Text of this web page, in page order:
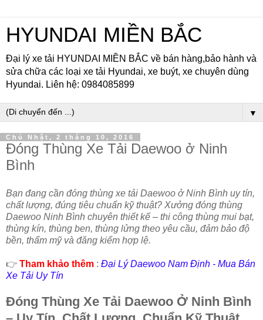
HYUNDAI MIỀN BẮC
Đại lý xe tải HYUNDAI MIỀN BẮC về bán hàng,bảo hành và
sửa chữa các loại xe tải Hyundai, xe buýt, xe chuyên dùng
Hyundai. Liên hệ: 0984085899
▼
Chủ Nhật, 2 tháng 10, 2016
Đóng Thùng Xe Tải Daewoo ở Ninh
Bình
Bạn đang cần đóng thùng xe tải Daewoo ở Ninh Bình uy tín,
chất lượng, đúng tiêu chuẩn kỹ thuật? Xưởng đóng thùng
Daewoo Ninh Bình chuyên thiết kế – thi công thùng mui bạt,
thùng kín, thùng ben, thùng lửng theo yêu cầu, đảm bảo độ
bền, thẩm mỹ và đăng kiểm hợp lệ.
👉 Tham khảo thêm : Đại Lý Daewoo Nam Định - Mua Bán
Xe Tải Uy Tín
Đóng Thùng Xe Tải Daewoo Ở Ninh Bình